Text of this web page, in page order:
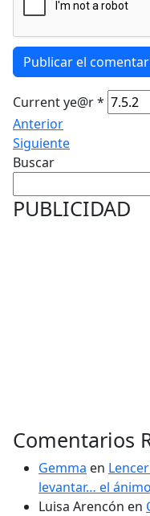
Publicar el
Current ye@r*
Anterior
Siguiente
Buscar
PUBLICIDAD
Comentarios
Gemma en
levantar… el ánimo
Luisa Arencón en